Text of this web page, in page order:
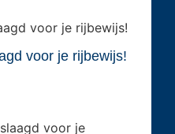
voor je rijbewijs!